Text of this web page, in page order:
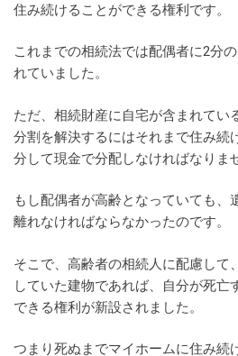
住み続けることができる権利です。
これまでの相続法では配偶者に2分
れていました。
ただ、相続財産に自宅が含まれてい
分割を解決するにはそれまで住み続
分して現金で分配しなければなりま
もし配偶者が高齢となっていても、
離れなければならなかったのです。
そこで、高齢者の相続人に配慮して
していた建物であれば、自分が死亡
できる権利が新設されました。
つまり死ぬまでマイホームに住み続